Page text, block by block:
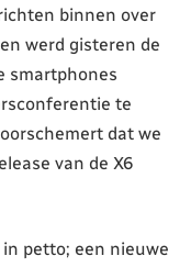
binnen over
en werd gisteren de
smartphones
te
dat we
van de X6
petto; een nieuwe